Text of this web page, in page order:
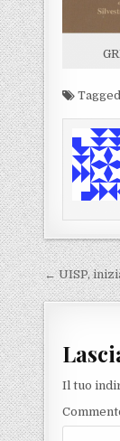
← UISP,
Il tuo